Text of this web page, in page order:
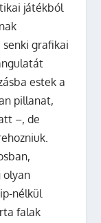
játékból
grafikai
estek a
pillanat,
–, de
olyan
nélkül
falak